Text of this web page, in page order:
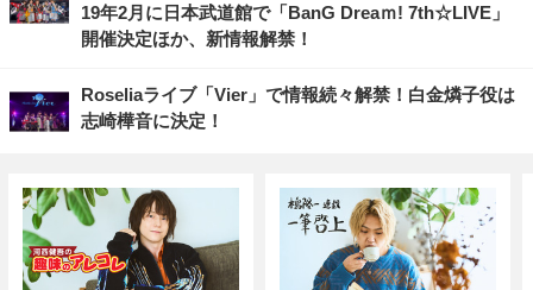
19年2月に日本武道館で「BanG Dreaｍ! 7th☆LIVE」
開催決定ほか、新情報解禁！
Roseliaライブ「Vier」で情報続々解禁！白金燐子役は
志崎樺音に決定！